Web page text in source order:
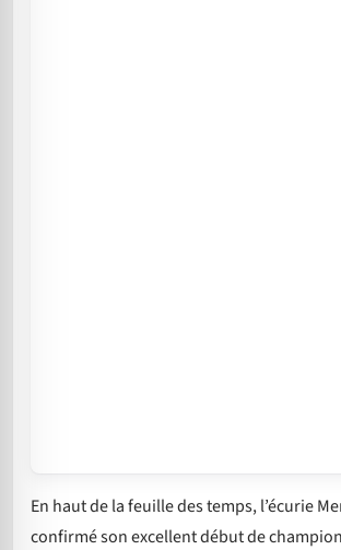
En haut de la feuille des temps, l’écurie
confirmé son excellent début de